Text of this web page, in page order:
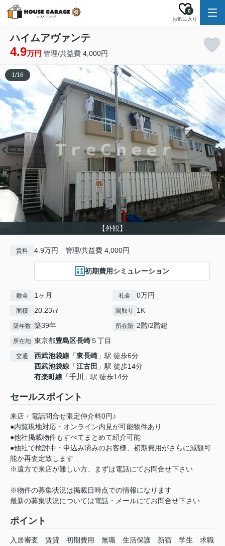
お気に入り
0
ハイムアヴァンテ
4.9万円 管理/共益費 4,000円
【外観】
1/16
賃料 4.9万円 管理/共益費 4,000円
初期費用シミュレーション
敷金 1ヶ月 礼金 0万円
面積 20.23㎡ 間取り 1K
築年数 築39年 所在階 2階/2階建
所在地 東京都豊島区長崎５丁目
交通 西武池袋線 「東長崎 」駅 徒歩6分
西武池袋線 「江古田 」駅 徒歩14分
有楽町線 「千川 」駅 徒歩14分
セールスポイント
来店・電話問合せ限定仲介料0円♪
●内覧現地対応・オンライン内見が可能物件あり
●他社掲載物件もすべてまとめて紹介可能
●他社で検討中・申込み済みのお客様、初期費用がさらに減額可
能か再査定致します
※遠方で来店が難しい方、まずは電話にてお問合せ下さい
※物件の募集状況は掲載日時点での情報になります
最新の募集状況については電話・メールにてお問合せ下さい
ポイント
入居審査 賃貸 初期費用 無職 生活保護 新宿 学生
求職